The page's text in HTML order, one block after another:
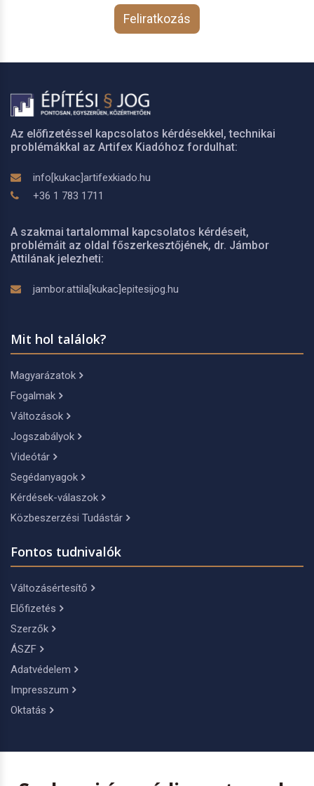
Feliratkozás
Az előfizetéssel kapcsolatos kérdésekkel, technikai
problémákkal az Artifex Kiadóhoz fordulhat:
info[kukac]artifexkiado.hu
+36 1 783 1711
A szakmai tartalommal kapcsolatos kérdéseit,
problémáit az oldal főszerkesztőjének, dr. Jámbor
Attilának jelezheti:
jambor.attila[kukac]epitesijog.hu
Mit hol találok?
Magyarázatok
Fogalmak
Változások
Jogszabályok
Videótár
Segédanyagok
Kérdések-válaszok
Közbeszerzési Tudástár
Fontos tudnivalók
Változásértesítő
Előfizetés
Szerzők
ÁSZF
Adatvédelem
Impresszum
Oktatás